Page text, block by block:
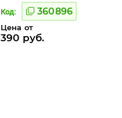
Код: 360896
Цена от
390 руб.